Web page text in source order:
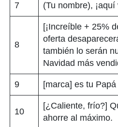
7 (Tu nombre),
8
[¡Increíble + 25%
oferta
también lo serán
Navidad más
9 [marca] es tu
10
[¿Caliente, frío?]
ahorre al máximo.